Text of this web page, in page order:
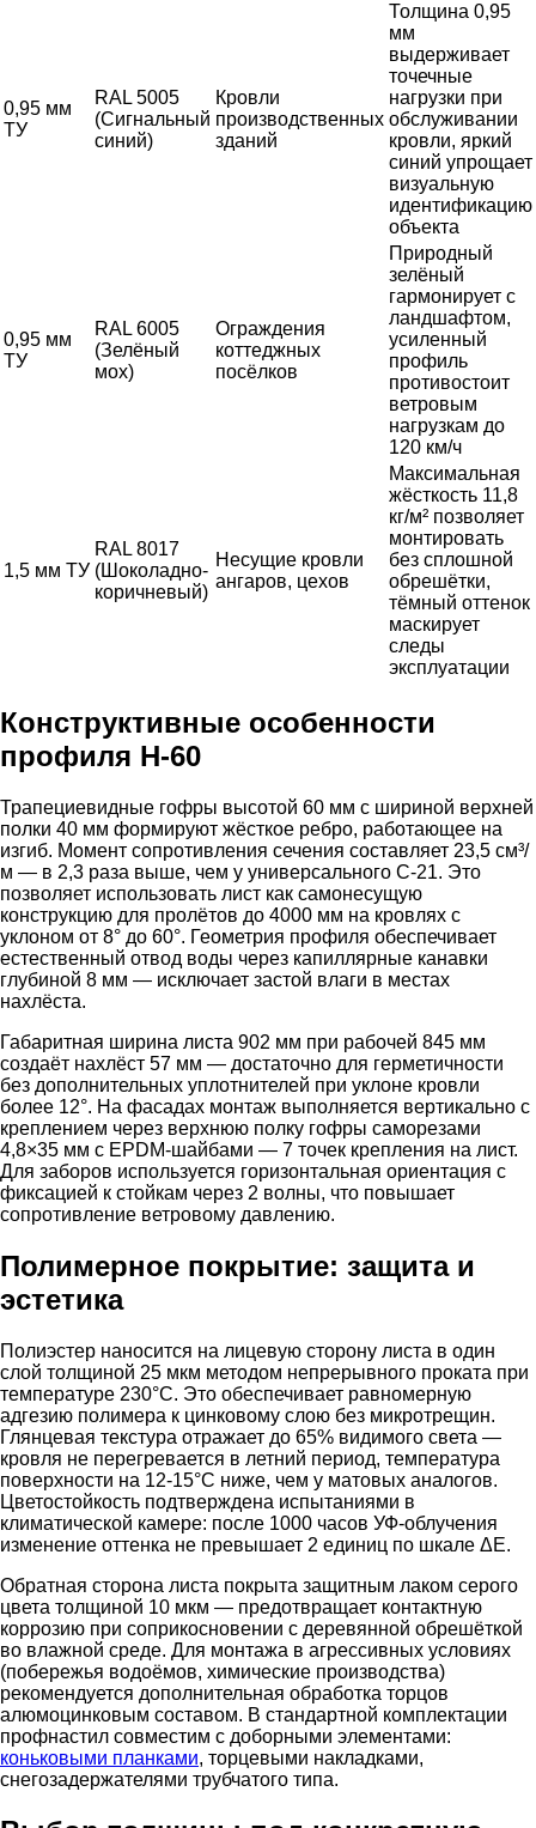
0,95 мм
ТУ
RAL 5005
(Сигнальный
синий)
Кровли
производственных
зданий
Толщина 0,95
мм
выдерживает
точечные
нагрузки при
обслуживании
кровли, яркий
синий упрощает
визуальную
идентификацию
объекта
0,95 мм
ТУ
RAL 6005
(Зелёный
мох)
Ограждения
коттеджных
посёлков
Природный
зелёный
гармонирует с
ландшафтом,
усиленный
профиль
противостоит
ветровым
нагрузкам до
120 км/ч
1,5 мм ТУ
RAL 8017
(Шоколадно-
коричневый)
Несущие кровли
ангаров, цехов
Максимальная
жёсткость 11,8
кг/м² позволяет
монтировать
без сплошной
обрешётки,
тёмный оттенок
маскирует
следы
эксплуатации
Конструктивные особенности
профиля Н-60
Трапециевидные гофры высотой 60 мм с шириной верхней
полки 40 мм формируют жёсткое ребро, работающее на
изгиб. Момент сопротивления сечения составляет 23,5 см³/
м — в 2,3 раза выше, чем у универсального С-21. Это
позволяет использовать лист как самонесущую
конструкцию для пролётов до 4000 мм на кровлях с
уклоном от 8° до 60°. Геометрия профиля обеспечивает
естественный отвод воды через капиллярные канавки
глубиной 8 мм — исключает застой влаги в местах
нахлёста.
Габаритная ширина листа 902 мм при рабочей 845 мм
создаёт нахлёст 57 мм — достаточно для герметичности
без дополнительных уплотнителей при уклоне кровли
более 12°. На фасадах монтаж выполняется вертикально с
креплением через верхнюю полку гофры саморезами
4,8×35 мм с EPDM-шайбами — 7 точек крепления на лист.
Для заборов используется горизонтальная ориентация с
фиксацией к стойкам через 2 волны, что повышает
сопротивление ветровому давлению.
Полимерное покрытие: защита и
эстетика
Полиэстер наносится на лицевую сторону листа в один
слой толщиной 25 мкм методом непрерывного проката при
температуре 230°C. Это обеспечивает равномерную
адгезию полимера к цинковому слою без микротрещин.
Глянцевая текстура отражает до 65% видимого света —
кровля не перегревается в летний период, температура
поверхности на 12-15°C ниже, чем у матовых аналогов.
Цветостойкость подтверждена испытаниями в
климатической камере: после 1000 часов УФ-облучения
изменение оттенка не превышает 2 единиц по шкале ΔE.
Обратная сторона листа покрыта защитным лаком серого
цвета толщиной 10 мкм — предотвращает контактную
коррозию при соприкосновении с деревянной обрешёткой
во влажной среде. Для монтажа в агрессивных условиях
(побережья водоёмов, химические производства)
рекомендуется дополнительная обработка торцов
алюмоцинковым составом. В стандартной комплектации
профнастил совместим с доборными элементами:
коньковыми планками, торцевыми накладками,
снегозадержателями трубчатого типа.